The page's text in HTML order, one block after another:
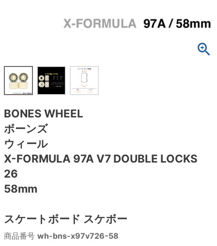
BONES WHEEL
ボーンズ
ウィール
X-FORMULA 97A V7 DOUBLE LOCKS
26
58mm
スケートボード スケボー
商品番号 wh-bns-x97v726-58
8.4inch
8.5inch
8.6inch
8.7inch
8.8inch
9.0inch以上
8.5inch
8.6inch
8.7inch
8.8inch
8.9inch
64mm
65mm
70mm
72mm
75mm
練習用アイテム（初心者におすすめ）
スケートケース・バッグ
メディア（雑誌・DVD・CD）
27.5cm
28cm
28.5cm
29cm
29.5cm
キャップ
ソックス
アンダーウエア
サイズの測り方